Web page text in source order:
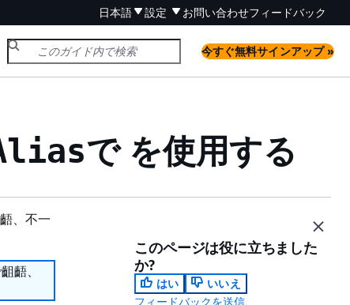
日本語 設定 お問い合わせフィードバック
今すぐ無料サインアップ »
で を使用する
、不一
齬、
このページは役に立ちました
か?
はい
いいえ
フィードバックを送信